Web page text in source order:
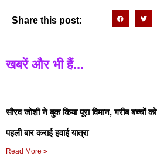
Share this post:
खबरें और भी हैं...
सौरव जोशी ने बुक किया पूरा विमान, गरीब बच्चों को
पहली बार कराई हवाई यात्रा
Read More »